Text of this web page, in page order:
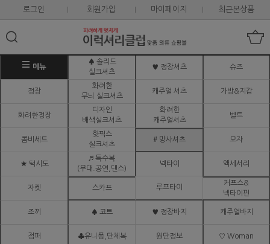
로그인 회원가입 마이페이지 최근본상품
메뉴
♠ 솔리드
실크셔츠
♥ 정장셔츠 슈즈
정장
화려한
무늬 실크셔츠
캐주얼 셔츠 가방&지갑
화려한정장
디자인
배색실크셔츠
화려한
캐주얼셔츠
벨트
콤비세트
핫픽스
실크셔츠
# 망사셔츠 모자
★ 턱시도
♬ 특수복
(무대.공연,댄스)
넥타이 액세서리
자켓 스카프 루프타이
커프스&
넥타이핀
조끼 ♠ 코트 ♥ 정장바지 캐주얼바지
점퍼 ♣유니폼,단체복 원단정보 ♡ Woman